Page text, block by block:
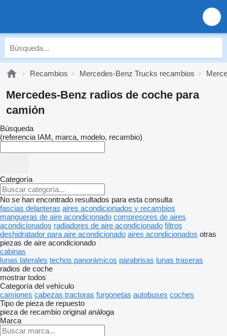
Recambios Mercedes-Benz Trucks recambios
Mercedes-Benz radios de coche para
camión
Búsqueda
(referencia IAM, marca, modelo, recambio)
Categoría
No se han encontrado resultados para esta consulta
fascias delanteras aires acondicionados y recambios
mangueras de aire acondicionado compresores de aires
acondicionados radiadores de aire acondicionado filtros
deshidratador para aire acondicionado aires acondicionados otras
piezas de aire acondicionado
cabinas
lunas laterales techos panorámicos parabrisas lunas traseras
radios de coche
mostrar todos
Categoría del vehículo
camiones cabezas tractoras furgonetas autobuses coches
Tipo de pieza de repuesto
pieza de recambio original análoga
Marca